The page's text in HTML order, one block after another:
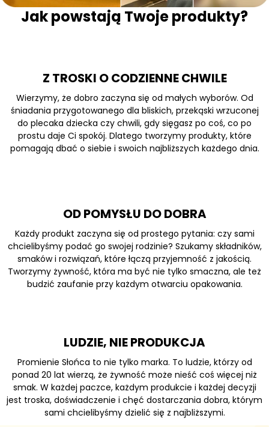
Jak powstają Twoje produkty?
Z TROSKI O CODZIENNE CHWILE
Wierzymy, że dobro zaczyna się od małych wyborów. Od
śniadania przygotowanego dla bliskich, przekąski wrzuconej
do plecaka dziecka czy chwili, gdy sięgasz po coś, co po
prostu daje Ci spokój. Dlatego tworzymy produkty, które
pomagają dbać o siebie i swoich najbliższych każdego dnia.
OD POMYSŁU DO DOBRA
Każdy produkt zaczyna się od prostego pytania: czy sami
chcielibyśmy podać go swojej rodzinie? Szukamy składników,
smaków i rozwiązań, które łączą przyjemność z jakością.
Tworzymy żywność, która ma być nie tylko smaczna, ale też
budzić zaufanie przy każdym otwarciu opakowania.
LUDZIE, NIE PRODUKCJA
Promienie Słońca to nie tylko marka. To ludzie, którzy od
ponad 20 lat wierzą, że żywność może nieść coś więcej niż
smak. W każdej paczce, każdym produkcie i każdej decyzji
jest troska, doświadczenie i chęć dostarczania dobra, którym
sami chcielibyśmy dzielić się z najbliższymi.